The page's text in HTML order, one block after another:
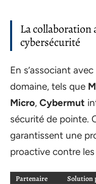
La collaboration
cybersécurité
En s’associant
domaine, tels que
Micro, Cybermut
sécurité de pointe.
garantissent une
proactive contre
Partenaire Solution